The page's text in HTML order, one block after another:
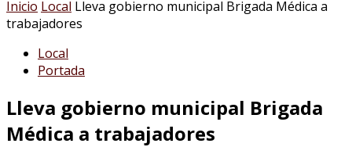
Inicio Local Lleva gobierno municipal Brigada Médica a
trabajadores
Local
Portada
Lleva gobierno municipal Brigada
Médica a trabajadores